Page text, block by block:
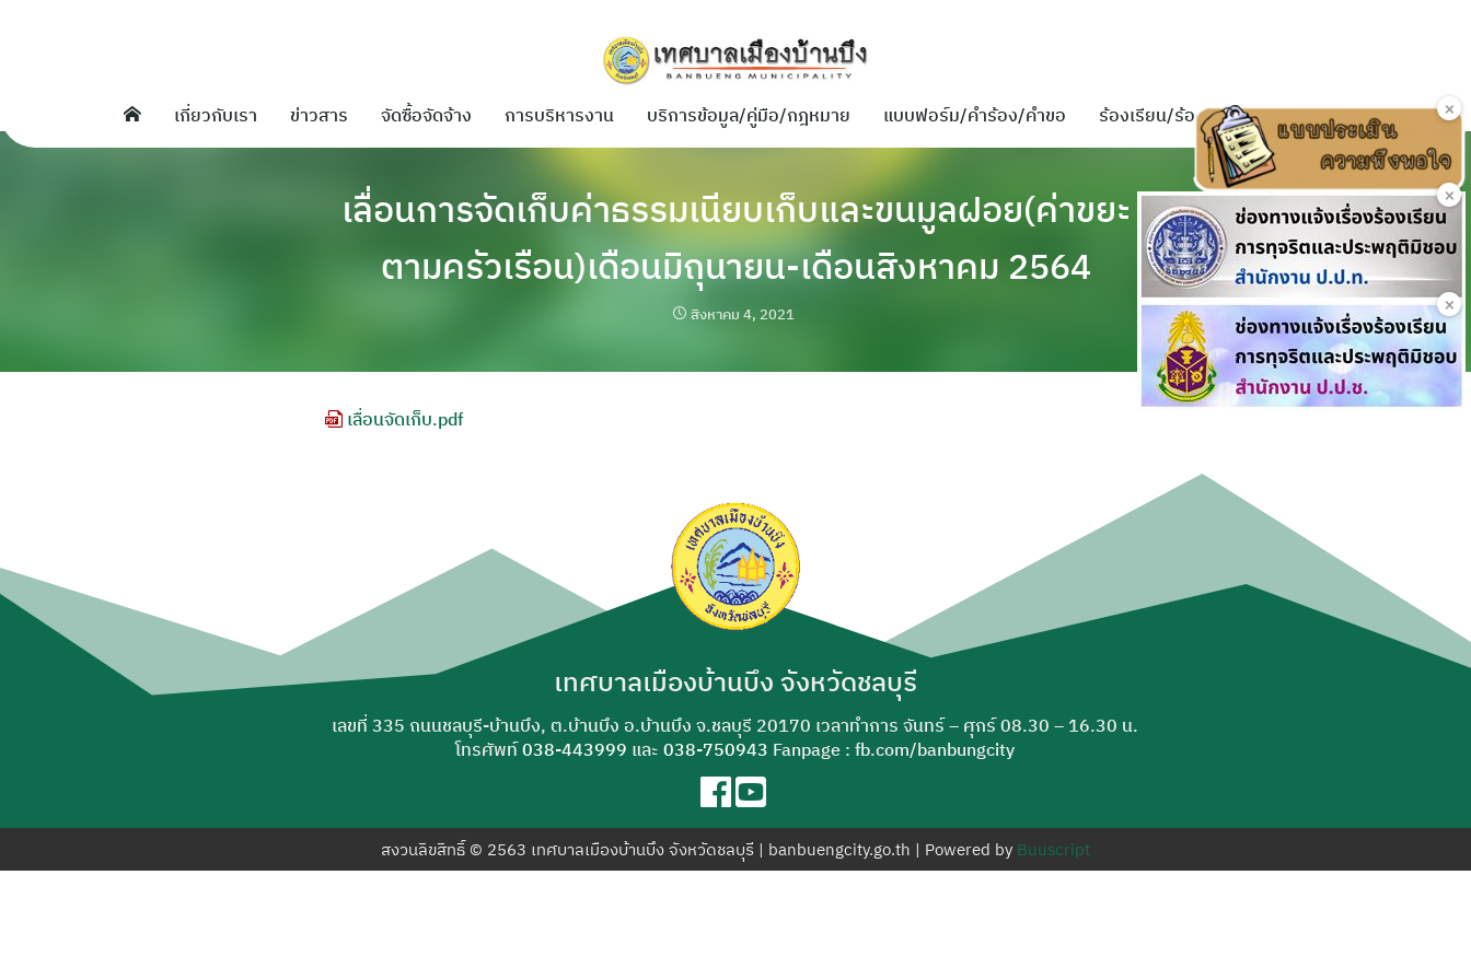
เกี่ยวกับเรา ข่าวสาร จัดซื้อจัดจ้าง การบริหารงาน บริการข้อมูล/คู่มือ/กฎหมาย แบบฟอร์ม/คำร้อง/คำขอ ร้องเรียน/ร้องทุกข์ ติดต่อเรา
เลื่อนการจัดเก็บค่าธรรมเนียบเก็บและขนมูลฝอย(ค่าขยะ
ตามครัวเรือน)เดือนมิถุนายน-เดือนสิงหาคม 2564
สิงหาคม 4, 2021
เลื่อนจัดเก็บ.pdf
เทศบาลเมืองบ้านบึง จังหวัดชลบุรี
เลขที่ 335 ถนนชลบุรี-บ้านบึง, ต.บ้านบึง อ.บ้านบึง จ.ชลบุรี 20170 เวลาทำการ จันทร์ – ศุกร์ 08.30 – 16.30 น.
โทรศัพท์038-443999 และ038-750943 Fanpage : fb.com/banbungcity
สงวนลิขสิทธิ์ © 2563 เทศบาลเมืองบ้านบึง จังหวัดชลบุรี | banbuengcity.go.th | Powered by Buuscript
×
×
×